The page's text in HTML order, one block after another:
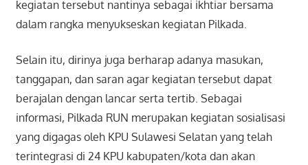
kegiatan tersebut nantinya sebagai ikhtiar bersama
dalam rangka menyukseskan kegiatan Pilkada.
Selain itu, dirinya juga berharap adanya masukan,
tanggapan, dan saran agar kegiatan tersebut dapat
berajalan dengan lancar serta tertib. Sebagai
informasi, Pilkada RUN merupakan kegiatan sosialisasi
yang digagas oleh KPU Sulawesi Selatan yang telah
terintegrasi di 24 KPU kabupaten/kota dan akan